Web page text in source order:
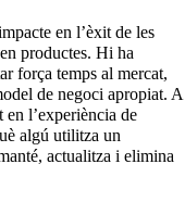
en l’èxit de les
productes. Hi ha
força temps al mercat,
de negoci apropiat. A
l’experiència de
algú utilitza un
actualitza i elimina